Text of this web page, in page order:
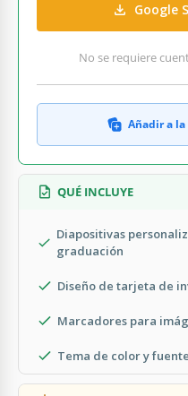
Google
No se requiere
Añadir a la
QUÉ INCLUYE
Diapositivas
graduación
Diseño de tarjeta de
Marcadores para
Tema de color y